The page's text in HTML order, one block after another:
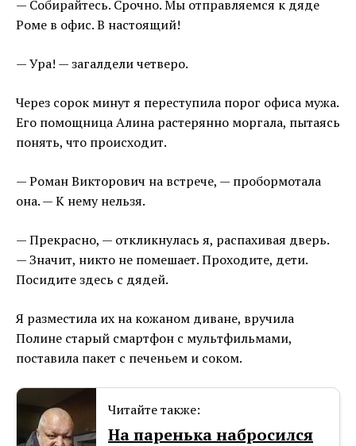
— Собирайтесь. Срочно. Мы отправляемся к дяде
Роме в офис. В настоящий!
— Ура! — загалдели четверо.
Через сорок минут я переступила порог офиса мужа.
Его помощница Алина растерянно моргала, пытаясь
понять, что происходит.
— Роман Викторович на встрече, — пробормотала
она. — К нему нельзя.
— Прекрасно, — откликнулась я, распахивая дверь.
— Значит, никто не помешает. Проходите, дети.
Посидите здесь с дядей.
Я разместила их на кожаном диване, вручила
Полине старый смартфон с мультфильмами,
поставила пакет с печеньем и соком.
Читайте также:
На паренька набросился